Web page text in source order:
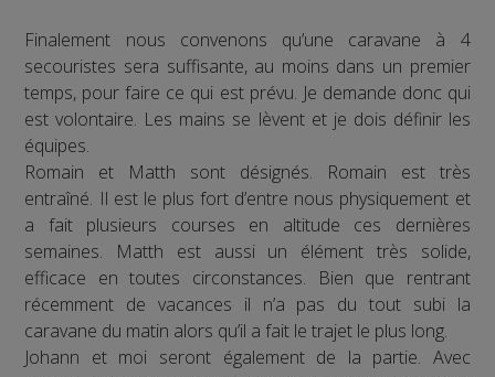
Finalement nous convenons qu’une caravane à 4
secouristes sera suffisante, au moins dans un premier
temps, pour faire ce qui est prévu. Je demande donc qui
est volontaire. Les mains se lèvent et je dois définir les
équipes.
Romain et Matth sont désignés. Romain est très
entraîné. Il est le plus fort d’entre nous physiquement et
a fait plusieurs courses en altitude ces dernières
semaines. Matth est aussi un élément très solide,
efficace en toutes circonstances. Bien que rentrant
récemment de vacances il n’a pas du tout subi la
caravane du matin alors qu’il a fait le trajet le plus long.
Johann et moi seront également de la partie. Avec